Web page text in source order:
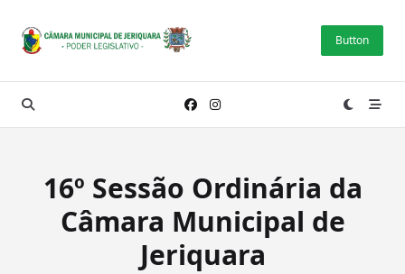
content
Button
16º Sessão Ordinária da
Câmara Municipal de
Jeriquara